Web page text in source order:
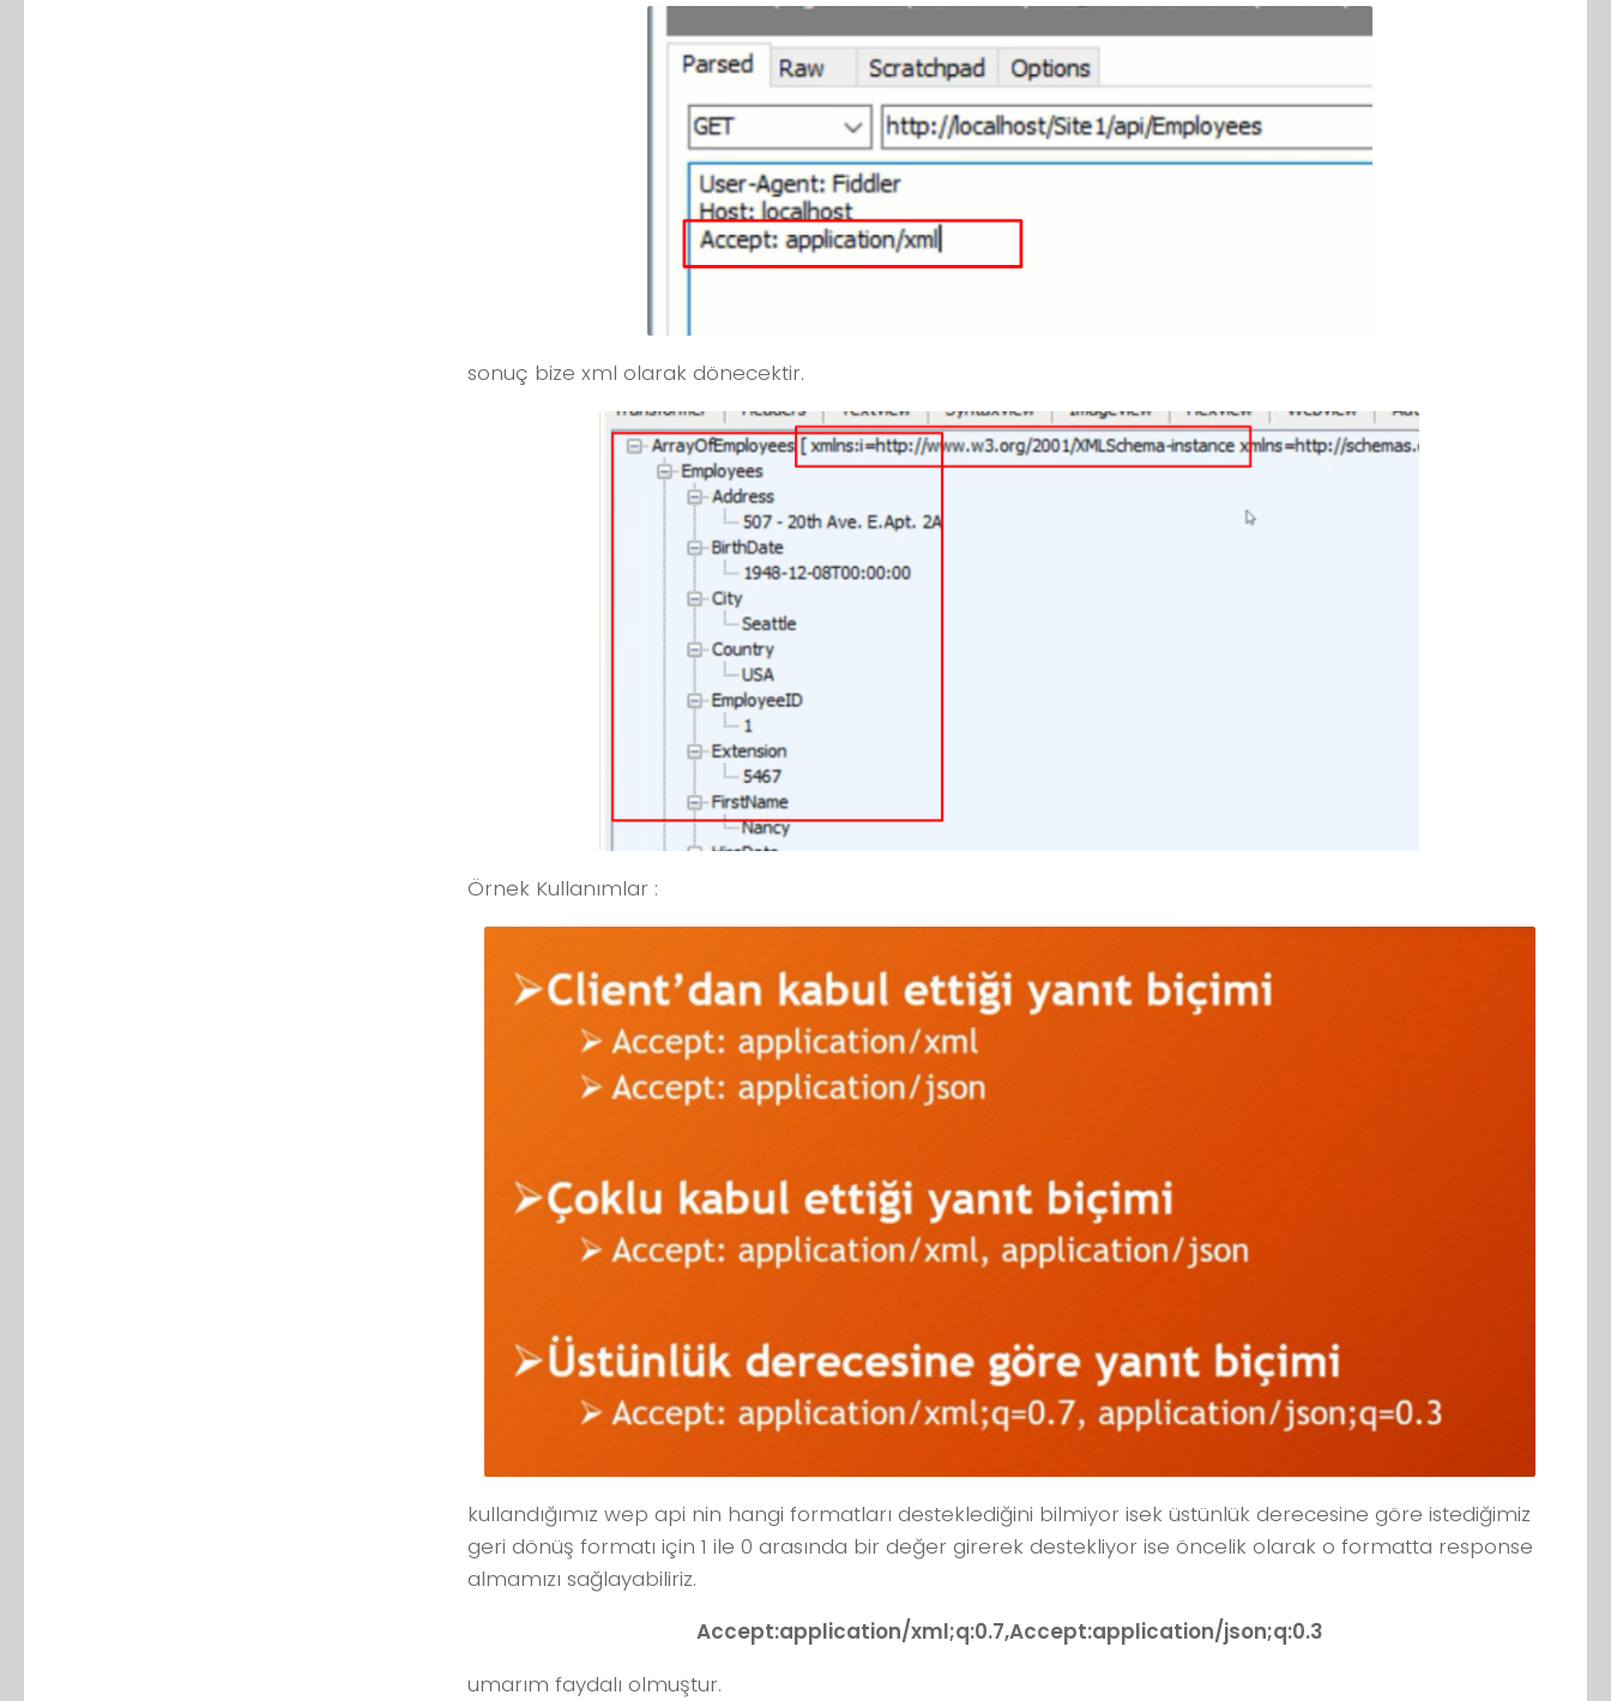
sonuç bize xml olarak dönecektir.
Örnek Kullanımlar :
kullandığımız wep api nin hangi formatları desteklediğini bilmiyor isek üstünlük derecesine göre istediğimiz
geri dönüş formatı için 1 ile 0 arasında bir değer girerek destekliyor ise öncelik olarak o formatta response
almamızı sağlayabiliriz.
Accept:application/xml;q:0.7,Accept:application/json;q:0.3
umarım faydalı olmuştur.